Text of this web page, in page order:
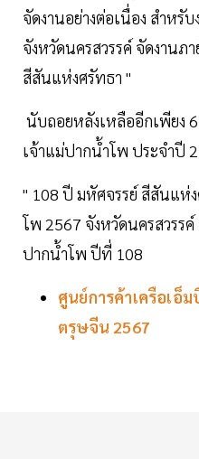
จัดงานอย่างต่อเนื่อง สำห
จังหวัดนครสวรรค์ จัดงานภ
สีสันแห่งศรัทธา "
นับถอยหลังเหลืออีกเพียง
เจ้าแม่ปากน้ำโพ ประจำปี
" 108 ปี มหัศจรรย์ สีสันแห่
โพ 2567 จังหวัดนครสวรร
ปากน้ำโพ ปีที่ 108
ศูนย์การค้าเครือเอ็
ตรุษจีน 2567